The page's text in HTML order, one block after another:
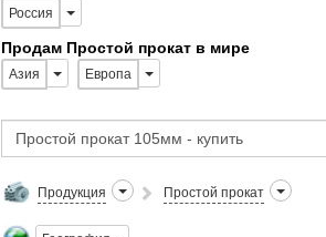
Россия
Продам Простой прокат в мире
Азия Европа
Продукция Простой прокат